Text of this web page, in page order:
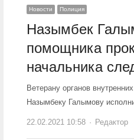
Новости Полиция
Назымбек
помощника
начальника
Ветерану органов
Назымбеку Галымову
22.02.2021 10:58 Author
Редактор